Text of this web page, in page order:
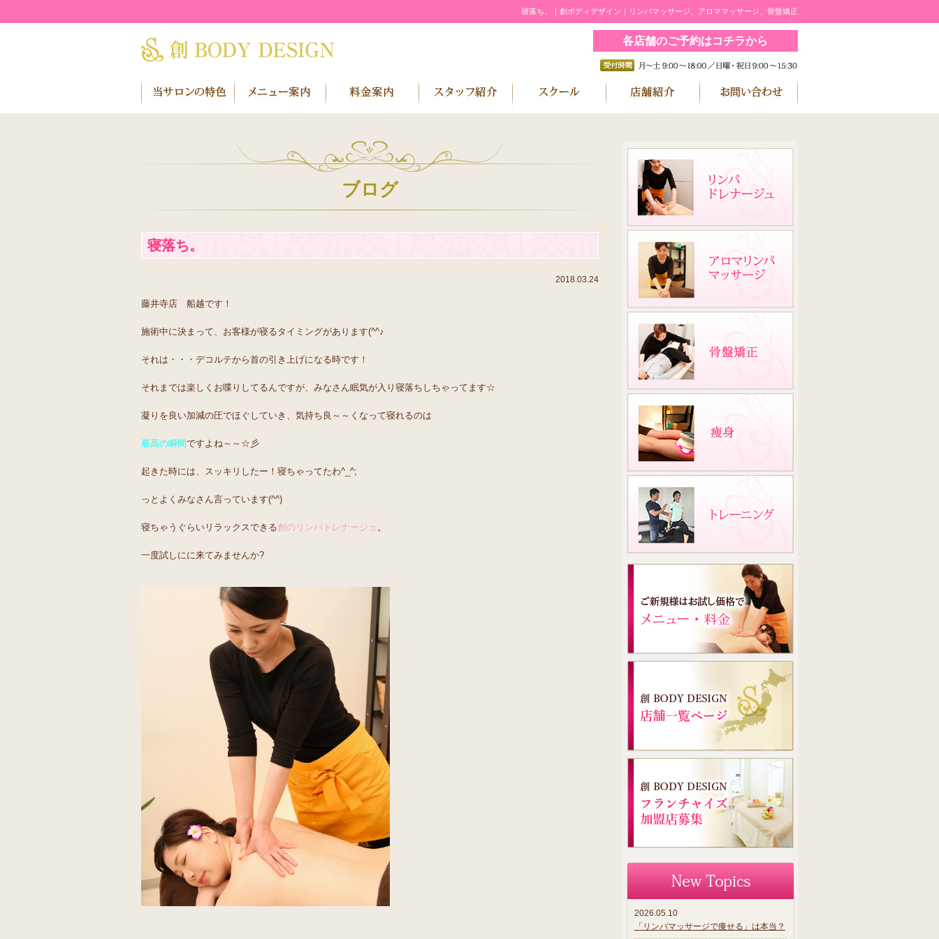
寝落ち。｜創ボディデザイン｜リンパマッサージ、アロママッサージ、骨盤矯正
各店舗のご予約はコチラから
ブログ
寝落ち。
2018.03.24
藤井寺店 船越です！
施術中に決まって、お客様が寝るタイミングがあります(^^♪
それは・・・デコルテから首の引き上げになる時です！
それまでは楽しくお喋りしてるんですが、みなさん眠気が入り寝落ちしちゃってます☆
凝りを良い加減の圧でほぐしていき、気持ち良～～くなって寝れるのは
最高の瞬間ですよね～～☆彡
起きた時には、スッキリしたー！寝ちゃってたわ^_^;
っとよくみなさん言っています(^^)
寝ちゃうぐらいリラックスできる創のリンパトレナージュ 。
一度試しにに来てみませんか?
2026.05.10
「リンパマッサージで痩せる」は本当？